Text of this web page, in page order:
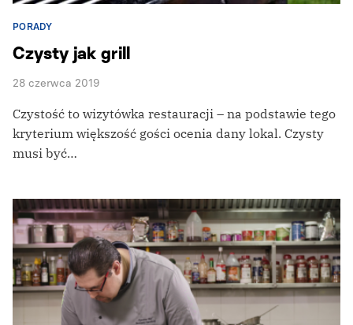
PORADY
Czysty jak grill
28 czerwca 2019
Czystość to wizytówka restauracji – na podstawie tego
kryterium większość gości ocenia dany lokal. Czysty
musi być…